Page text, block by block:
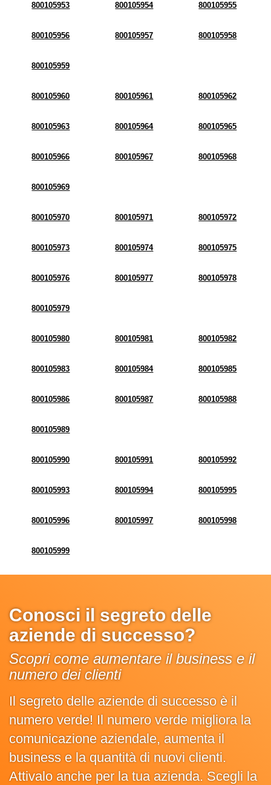
800105953 800105954 800105955
800105956 800105957 800105958
800105959
800105960 800105961 800105962
800105963 800105964 800105965
800105966 800105967 800105968
800105969
800105970 800105971 800105972
800105973 800105974 800105975
800105976 800105977 800105978
800105979
800105980 800105981 800105982
800105983 800105984 800105985
800105986 800105987 800105988
800105989
800105990 800105991 800105992
800105993 800105994 800105995
800105996 800105997 800105998
800105999
Conosci il segreto delle
aziende di successo?
Scopri come aumentare il business e il
numero dei clienti
Il segreto delle aziende di successo è il
numero verde! Il numero verde migliora la
comunicazione aziendale, aumenta il
business e la quantità di nuovi clienti.
Attivalo anche per la tua azienda. Scegli la